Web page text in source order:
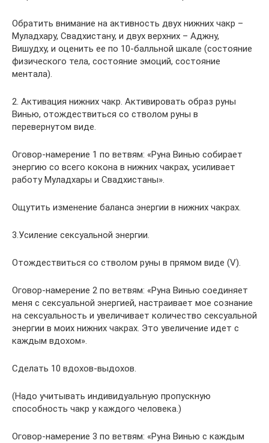
Обратить внимание на активность двух нижних чакр –
Муладхару, Свадхистану, и двух верхних – Аджну,
Вишудху, и оценить ее по 10-балльной шкале (состояние
физического тела, состояние эмоций, состояние
ментала).
2. Активация нижних чакр. Активировать образ руны
Винью, отождествиться со стволом руны в
перевернутом виде.
Оговор-намерение 1 по ветвям: «Руна Винью собирает
энергию со всего кокона в нижних чакрах, усиливает
работу Муладхары и Свадхистаны».
Ощутить изменение баланса энергии в нижних чакрах.
3.Усиление сексуальной энергии.
Отождествиться со стволом руны в прямом виде (V).
Оговор-намерение 2 по ветвям: «Руна Винью соединяет
меня с сексуальной энергией, настраивает мое сознание
на сексуальность и увеличивает количество сексуальной
энергии в моих нижних чакрах. Это увеличение идет с
каждым вдохом».
Сделать 10 вдохов-выдохов.
(Надо учитывать индивидуальную пропускную
способность чакр у каждого человека.)
Оговор-намерение 3 по ветвям: «Руна Винью с каждым